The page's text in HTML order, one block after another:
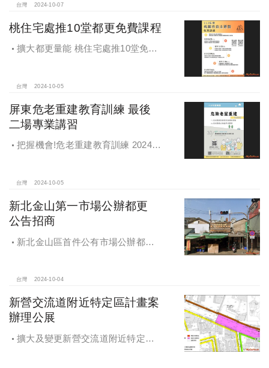
台灣 2024-10-07
桃住宅處推10堂都更免費課程
擴大都更量能 桃住宅處推10堂免費
台灣 2024-10-05
屏東危老重建教育訓練 最後
二場專業講習
把握機會!危老重建教育訓練 2024年
台灣 2024-10-05
新北金山第一市場公辦都更
公告招商
新北金山區首件公有市場公辦都更
台灣 2024-10-04
新營交流道附近特定區計畫案
辦理公展
擴大及變更新營交流道附近特定區